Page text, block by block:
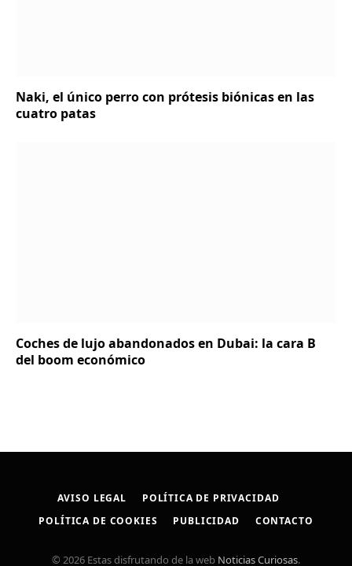
Naki, el único perro con prótesis biónicas en las
cuatro patas
Coches de lujo abandonados en Dubai: la cara B
del boom económico
AVISO LEGAL
POLÍTICA DE PRIVACIDAD
POLÍTICA DE COOKIES
PUBLICIDAD CONTACTO
© 2026 Estas disfrutando de la web Noticias Curiosas.